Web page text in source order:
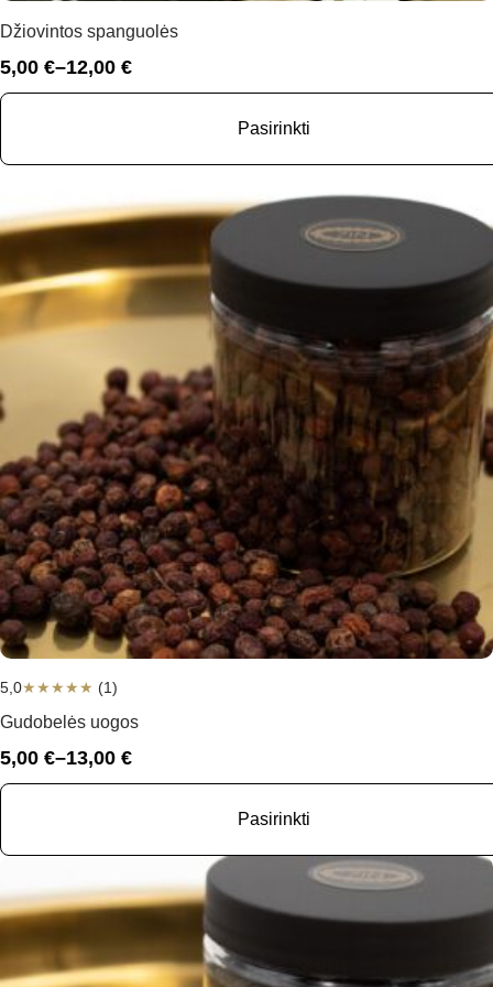
Džiovintos spanguolės
5,00 €–12,00 €
Price
range:
Pasirinkti
5,0★★★★★ (1)
Gudobelės uogos
5,00 €–13,00 €
Price
range:
Pasirinkti